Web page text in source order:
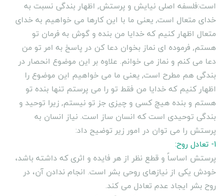
است:فلسفه اصلی نیایش و پرستش, اظهار بندگی نسبت به
خدای متعال است, یعنی ما با این کارها می خواهیم به خدای
متعال اظهار کنیم که خدایا من بنده و گوش به فرمان تو
هستم, فرموده ای نماز بخوان دعا کن در پاسخ به امر تو من
دعا می کنم و نماز می خوانم. علاوه بر این موضوع انحصار در
بندگی هم مطرح است, یعنی ما می خواهیم این موضوع را
اظهار کنیم که خدایا من فقط تو را می پرستم تنها بنده تو
هستم و بنده هیچ کسی و چیزی جز تو نیستم, زیرا توحید و
بندگی توحیدی است که انسان ساز است. نیاز انسان به
پرستش را می توان در امور زیر توضیح داد:
1- تعادل روح:
پرستش اساساً و قطع نظر از هر فایده و اثرى که داشته باشد،
خودش یکى از نیازهاى روحى بشر است. انجام ندادن آن، در
روح بشر ایجاد عدم تعادل مى کند.